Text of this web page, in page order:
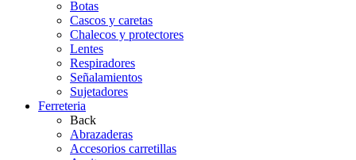
Botas
Cascos y caretas
Chalecos y protectores
Lentes
Respiradores
Señalamientos
Sujetadores
Ferreteria
Back
Abrazaderas
Accesorios carretillas